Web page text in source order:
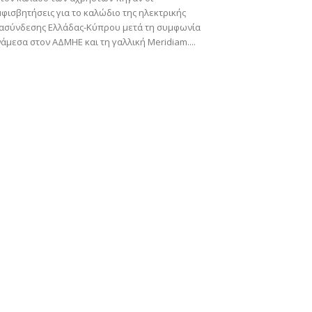
για το καλώδιο της ηλεκτρικής
Ελλάδας-Κύπρου μετά τη συμφωνία
στον ΑΔΜΗΕ και τη γαλλική Meridiam....